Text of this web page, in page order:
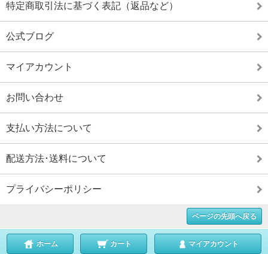
特定商取引法に基づく表記（返品など）
公式ブログ
マイアカウント
お問い合わせ
支払い方法について
配送方法･送料について
プライバシーポリシー
ページの先頭へ戻る
ホーム カート マイアカウント